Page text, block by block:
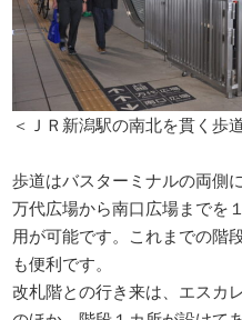
＜ＪＲ新潟駅の南北を貫く歩
歩道はバスターミナルの両側
万代広場から南口広場までを
用が可能です。これまでの階
も便利です。
改札階との行き来は、エスカ